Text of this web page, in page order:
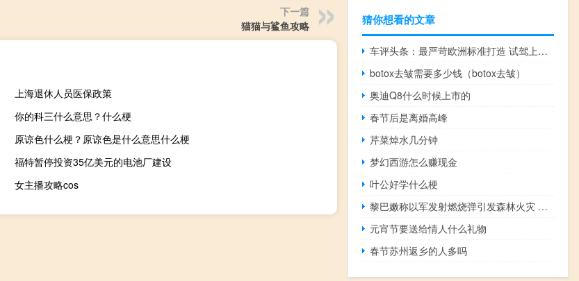
下一篇
猫猫与鲨鱼攻略
上海退休人员医保政策
你的科三什么意思？什么梗
原谅色什么梗？原谅色是什么意思什么梗
福特暂停投资35亿美元的电池厂建设
女主播攻略cos
猜你想看的文章
车评头条：最严苛欧洲标准打造 试驾上汽名爵EZS
botox去皱需要多少钱（botox去皱）
奥迪Q8什么时候上市的
春节后是离婚高峰
芹菜焯水几分钟
梦幻西游怎么赚现金
叶公好学什么梗
黎巴嫩称以军发射燃烧弹引发森林火灾 以方暂无回应
元宵节要送给情人什么礼物
春节苏州返乡的人多吗